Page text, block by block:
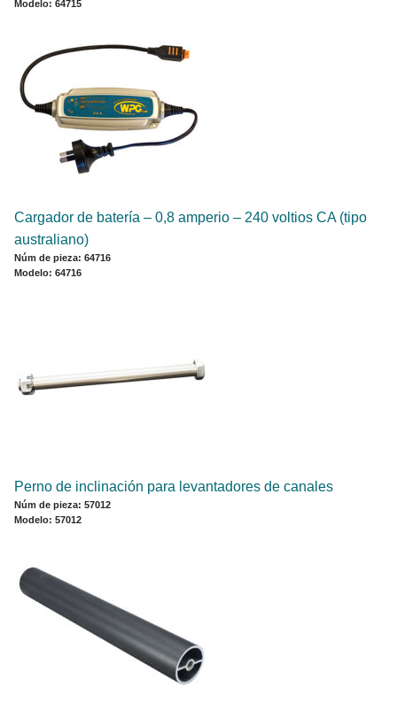
Modelo: 64715
Cargador de batería – 0,8 amperio – 240 voltios CA (tipo
australiano)
Núm de pieza: 64716
Modelo: 64716
Perno de inclinación para levantadores de canales
Núm de pieza: 57012
Modelo: 57012